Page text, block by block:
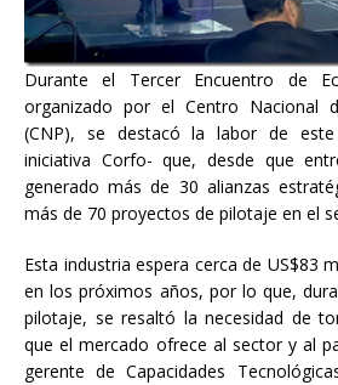
Durante el Tercer Encuentro de
organizado por el Centro Nacional
(CNP), se destacó la labor de
iniciativa Corfo- que, desde que
generado más de 30 alianzas
más de 70 proyectos de pilotaje en el
Esta industria espera cerca de US$83
en los próximos años, por lo que,
pilotaje, se resaltó la necesidad de
que el mercado ofrece al sector y al
gerente de Capacidades